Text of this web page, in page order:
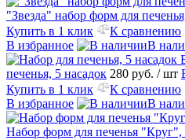
"Звезда" набор форм для
Купить в 1 клик
К сравнению
В избранное
В
печенья, 5 насадок 280 руб. / шт
Купить в 1 клик
К сравнению
В избранное
В
Набор форм для печенья "Круг",